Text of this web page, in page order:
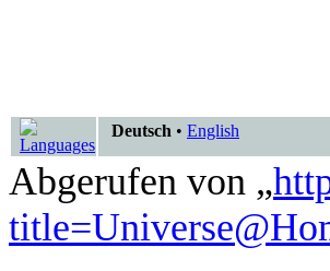
Deutsch • English
Abgerufen von „